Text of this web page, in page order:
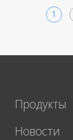
1
Продукты
Новости